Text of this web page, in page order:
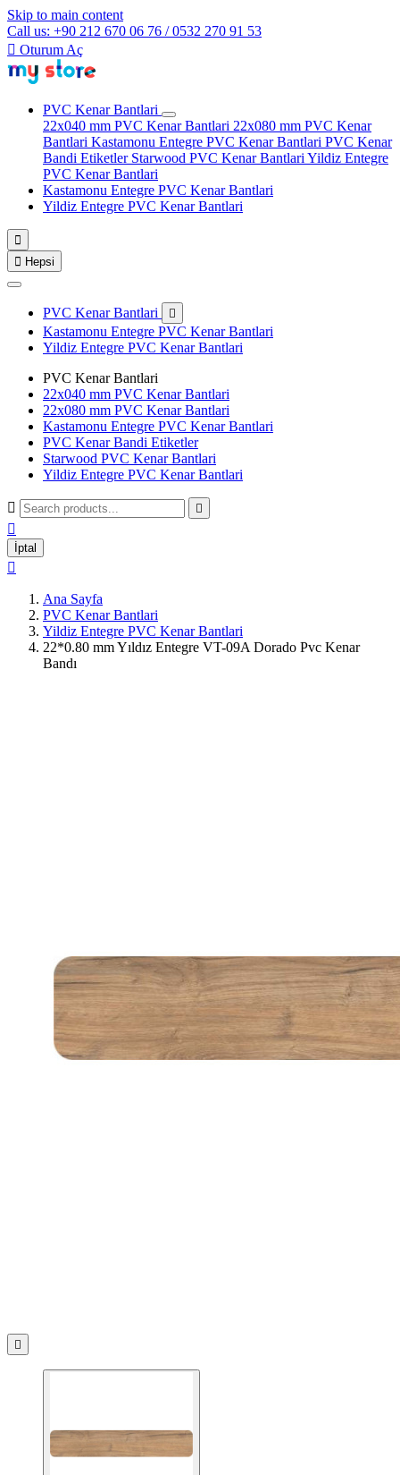
Skip to main content
Call us: +90 212 670 06 76 / 0532 270 91 53
 Oturum Aç
PVC Kenar Bantlari
22x040 mm PVC Kenar Bantlari 22x080 mm PVC Kenar
Bantlari Kastamonu Entegre PVC Kenar Bantlari PVC Kenar
Bandi Etiketler Starwood PVC Kenar Bantlari Yildiz Entegre
PVC Kenar Bantlari
Kastamonu Entegre PVC Kenar Bantlari
Yildiz Entegre PVC Kenar Bantlari

 Hepsi
PVC Kenar Bantlari 
Kastamonu Entegre PVC Kenar Bantlari
Yildiz Entegre PVC Kenar Bantlari
PVC Kenar Bantlari
22x040 mm PVC Kenar Bantlari
22x080 mm PVC Kenar Bantlari
Kastamonu Entegre PVC Kenar Bantlari
PVC Kenar Bandi Etiketler
Starwood PVC Kenar Bantlari
Yildiz Entegre PVC Kenar Bantlari
 

İptal

Ana Sayfa
PVC Kenar Bantlari
Yildiz Entegre PVC Kenar Bantlari
22*0.80 mm Yıldız Entegre VT-09A Dorado Pvc Kenar
Bandı
